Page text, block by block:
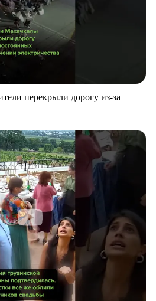
перекрыли дорогу из-за